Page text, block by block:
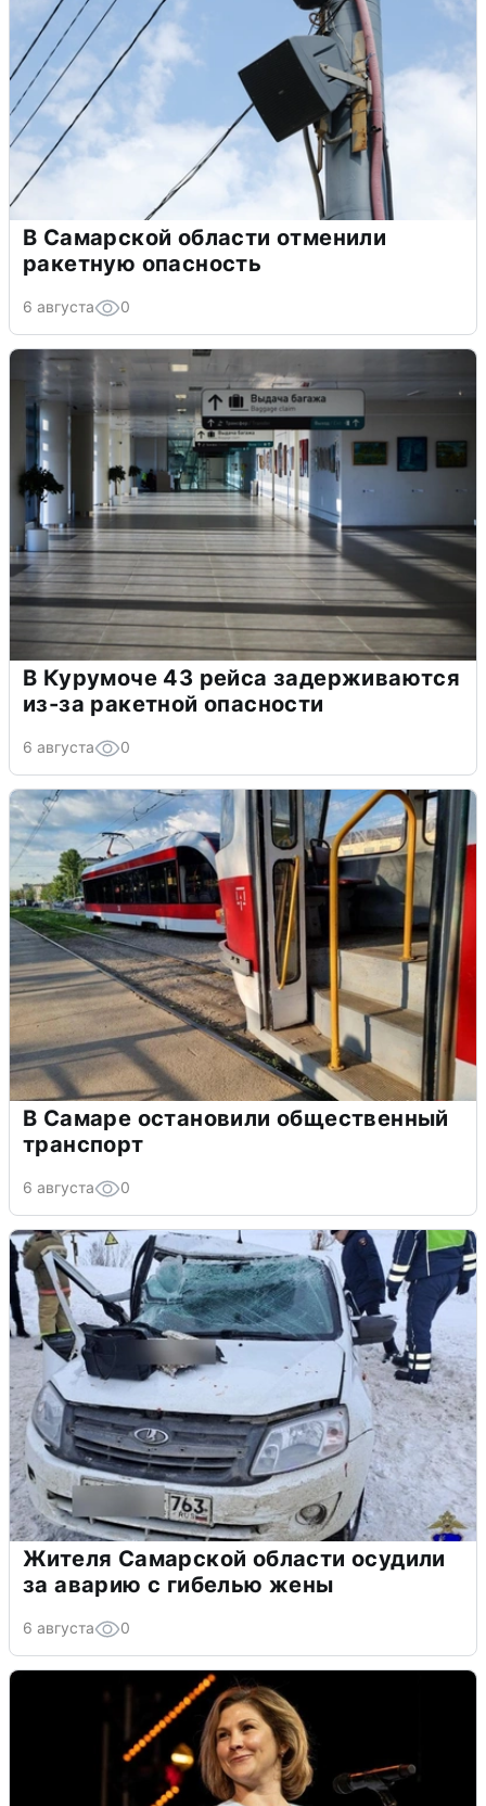
В Самарской области отменили
ракетную опасность
6 августа 0
В Курумоче 43 рейса задерживаются
из-за ракетной опасности
6 августа 0
В Самаре остановили общественный
транспорт
6 августа 0
Жителя Самарской области осудили
за аварию с гибелью жены
6 августа 0